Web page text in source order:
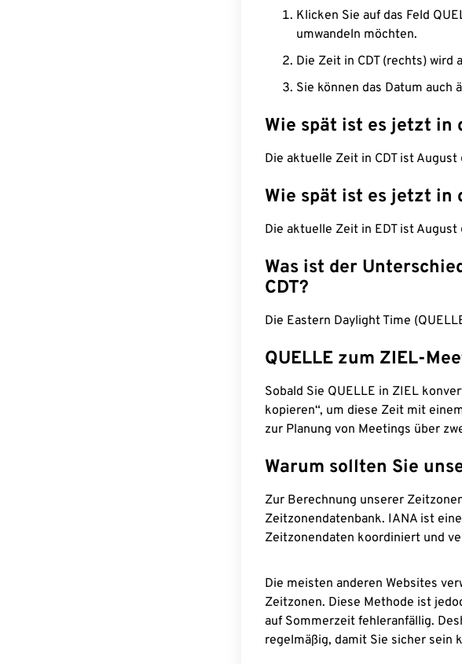
Klicken Sie auf das Feld
umwandeln möchten.
Die Zeit in CDT (rechts)
Sie können das Datum auch
Wie spät ist es jetzt in
Die aktuelle Zeit in CDT ist August
Wie spät ist es jetzt in
Die aktuelle Zeit in EDT ist
Was ist der
CDT?
Die Eastern Daylight Time
QUELLE zum ZIEL-
Sobald Sie QUELLE in ZIEL
kopieren“, um diese Zeit mit
zur Planung von Meetings über
Warum sollten Sie
Zur Berechnung unserer
Zeitzonendatenbank. IANA ist
Zeitzonendaten koordiniert und
Die meisten anderen Websites
Zeitzonen. Diese Methode ist
auf Sommerzeit fehleranfällig.
regelmäßig, damit Sie sicher sein